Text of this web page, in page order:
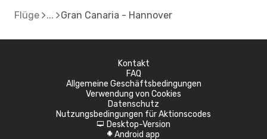
Flüge Gran Canaria - Hannover
Kontakt
FAQ
Allgemeine Geschäftsbedingungen
Verwendung von Cookies
Datenschutz
Nutzungsbedingungen für Aktionscodes
d Desktop-Version
A Android app